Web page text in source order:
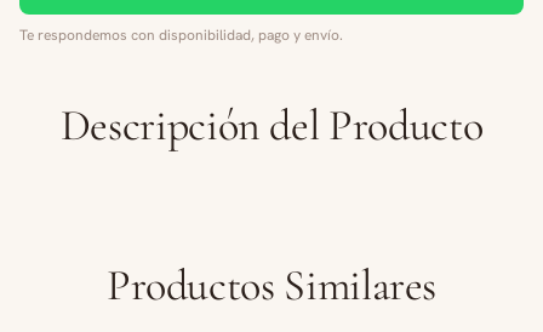
Te respondemos con disponibilidad, pago y envío.
Descripción del Producto
Productos Similares